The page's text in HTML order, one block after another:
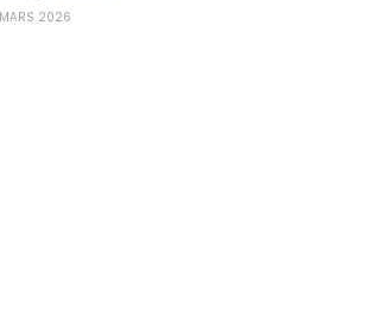
2026